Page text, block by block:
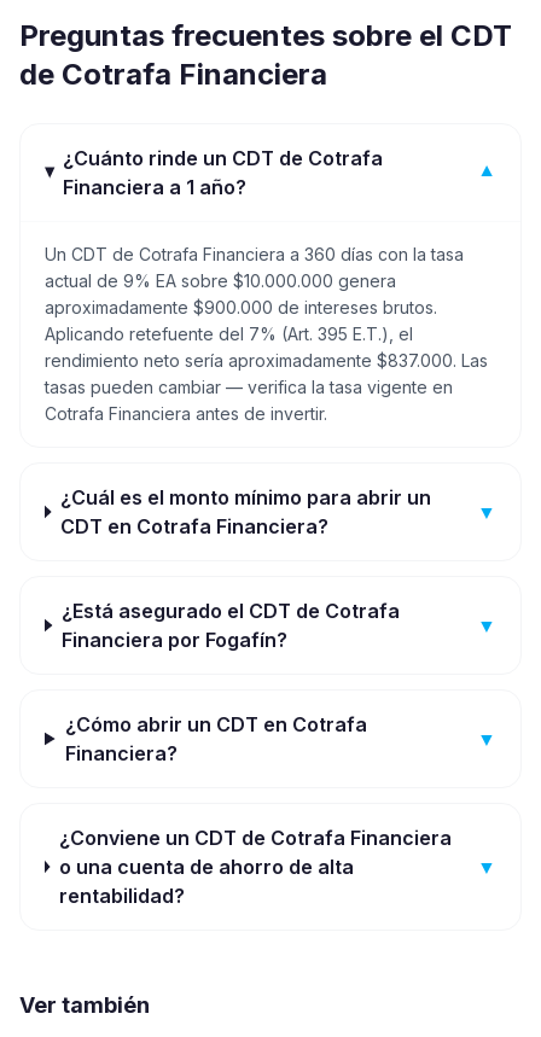
Preguntas frecuentes sobre el CDT
de Cotrafa Financiera
¿Cuánto rinde un CDT de Cotrafa
Financiera a 1 año?
▼
Un CDT de Cotrafa Financiera a 360 días con la tasa
actual de 9% EA sobre $10.000.000 genera
aproximadamente $900.000 de intereses brutos.
Aplicando retefuente del 7% (Art. 395 E.T.), el
rendimiento neto sería aproximadamente $837.000. Las
tasas pueden cambiar — verifica la tasa vigente en
Cotrafa Financiera antes de invertir.
¿Cuál es el monto mínimo para abrir un
CDT en Cotrafa Financiera?
▼
¿Está asegurado el CDT de Cotrafa
Financiera por Fogafín?
▼
¿Cómo abrir un CDT en Cotrafa
Financiera?
▼
¿Conviene un CDT de Cotrafa Financiera
o una cuenta de ahorro de alta
rentabilidad?
▼
Ver también